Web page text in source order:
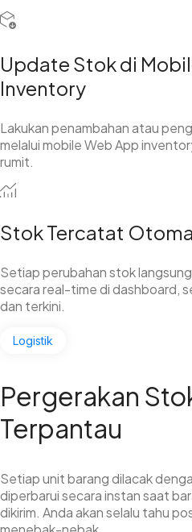
Update Stok di
Inventory
Lakukan penambahan atau
melalui mobile Web App
rumit.
Stok Tercatat
Setiap perubahan stok
secara real-time di dashboard,
dan terkini.
Logistik
Pergerakan
Terpantau
Setiap unit barang dilacak
diperbarui secara instan saat
dikirim. Anda akan selalu tahu